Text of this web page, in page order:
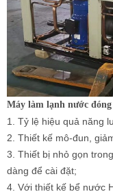
Máy làm lạnh nước
1. Tỷ lệ hiệu quả năng
2. Thiết kế mô-đun,
3. Thiết bị nhỏ gọn
dàng để cài đặt;
4. Với thiết kế bể nước